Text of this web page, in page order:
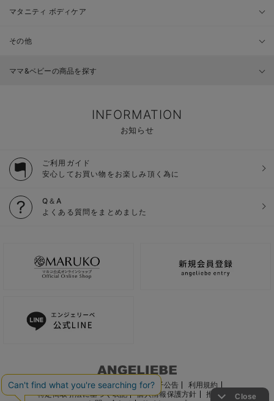
マタニティ ボディケア
その他
ママ&ベビーの商品を探す
INFORMATION
お知らせ
ご利用ガイド
安心してお買い物をお楽しみ頂く為に
Q＆A
よくある質問をまとめました
ご利用ガイド 会社概要 電子公告
利用規約
特定商取引法に基づく表記
個人情報保護方針
推奨環境